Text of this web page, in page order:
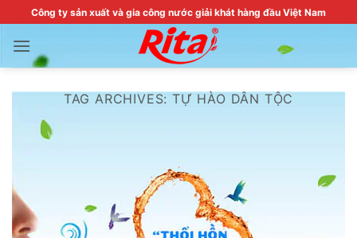
to
content
Công ty sản xuất và gia công nước giải khát hàng đầu Việt Nam
TAG ARCHIVES: TỰ HÀO DÂN TỘC